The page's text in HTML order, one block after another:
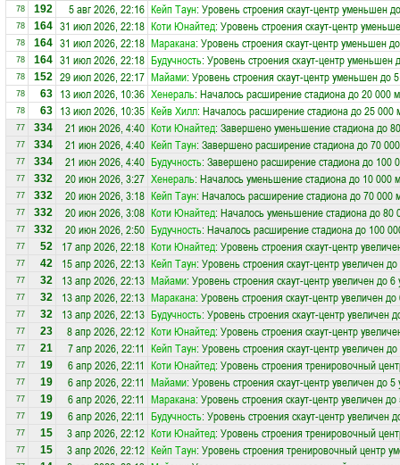
78 192 5 авг 2026, 22:16 Кейп Таун: Уровень строения скаут-центр уменьшен
78 164 31 июл 2026, 22:18 Коти Юнайтед: Уровень строения скаут-центр
78 164 31 июл 2026, 22:18 Маракана: Уровень строения скаут-центр уменьшен
78 164 31 июл 2026, 22:18 Будучность: Уровень строения скаут-центр уменьшен
78 152 29 июл 2026, 22:17 Майами: Уровень строения скаут-центр уменьшен до
78 63 13 июл 2026, 10:36 Хенераль: Началось расширение стадиона до 20 000
78 63 13 июл 2026, 10:35 Кейв Хилл: Началось расширение стадиона до 25 000
77 334 21 июн 2026, 4:40 Коти Юнайтед: Завершено уменьшение стадиона до
77 334 21 июн 2026, 4:40 Кейп Таун: Завершено расширение стадиона до 70
77 334 21 июн 2026, 4:40 Будучность: Завершено расширение стадиона до 100
77 332 20 июн 2026, 3:27 Хенераль: Началось уменьшение стадиона до 10 000
77 332 20 июн 2026, 3:18 Кейп Таун: Началось расширение стадиона до 70 000
77 332 20 июн 2026, 3:08 Коти Юнайтед: Началось уменьшение стадиона до 80
77 332 20 июн 2026, 2:50 Будучность: Началось расширение стадиона до 100
77 52 17 апр 2026, 22:18 Коти Юнайтед: Уровень строения скаут-центр
77 42 15 апр 2026, 22:13 Кейп Таун: Уровень строения скаут-центр увеличен
77 32 13 апр 2026, 22:13 Майами: Уровень строения скаут-центр увеличен до 6
77 32 13 апр 2026, 22:13 Маракана: Уровень строения скаут-центр увеличен
77 32 13 апр 2026, 22:13 Будучность: Уровень строения скаут-центр увеличен
77 23 8 апр 2026, 22:12 Коти Юнайтед: Уровень строения скаут-центр
77 21 7 апр 2026, 22:11 Кейп Таун: Уровень строения скаут-центр увеличен
77 19 6 апр 2026, 22:11 Коти Юнайтед: Уровень строения тренировочный
77 19 6 апр 2026, 22:11 Майами: Уровень строения скаут-центр увеличен до 5
77 19 6 апр 2026, 22:11 Маракана: Уровень строения скаут-центр увеличен
77 19 6 апр 2026, 22:11 Будучность: Уровень строения скаут-центр увеличен
77 15 3 апр 2026, 22:12 Коти Юнайтед: Уровень строения тренировочный
77 15 3 апр 2026, 22:12 Кейп Таун: Уровень строения тренировочный центр